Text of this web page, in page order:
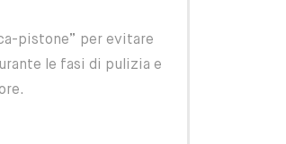
pistone” per evitare
le fasi di pulizia e